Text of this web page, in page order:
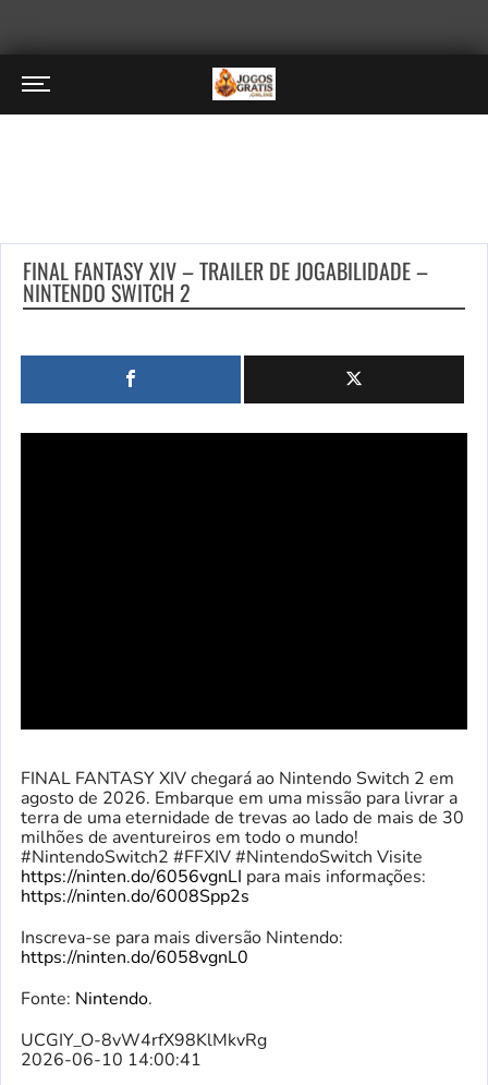
FINAL FANTASY XIV – TRAILER DE JOGABILIDADE –
NINTENDO SWITCH 2
FINAL FANTASY XIV chegará ao Nintendo Switch 2 em
agosto de 2026. Embarque em uma missão para livrar a
terra de uma eternidade de trevas ao lado de mais de 30
milhões de aventureiros em todo o mundo!
#NintendoSwitch2 #FFXIV #NintendoSwitch Visite
https://ninten.do/6056vgnLI para mais informações:
https://ninten.do/6008Spp2s
Inscreva-se para mais diversão Nintendo:
https://ninten.do/6058vgnL0
Fonte: Nintendo.
UCGIY_O-8vW4rfX98KlMkvRg
2026-06-10 14:00:41